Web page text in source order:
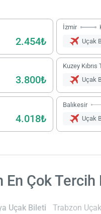
2.454₺
İzmir
Uçak
3.800₺
Kuzey
Uçak
4.018₺
Balıkesir
Uçak
En Çok
Uçak Bileti Trabzon